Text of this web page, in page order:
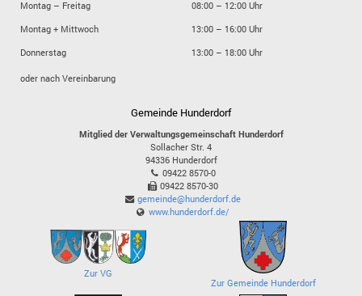
Montag – Freitag
08:00 – 12:00 Uhr
Montag + Mittwoch
13:00 – 16:00 Uhr
Donnerstag
13:00 – 18:00 Uhr
oder nach Vereinbarung
Gemeinde Hunderdorf
Mitglied der Verwaltungsgemeinschaft Hunderdorf
Sollacher Str. 4
94336 Hunderdorf
09422 8570-0
09422 8570-30
gemeinde@hunderdorf.de
www.hunderdorf.de/
Zur VG
Zur Gemeinde Hunderdorf